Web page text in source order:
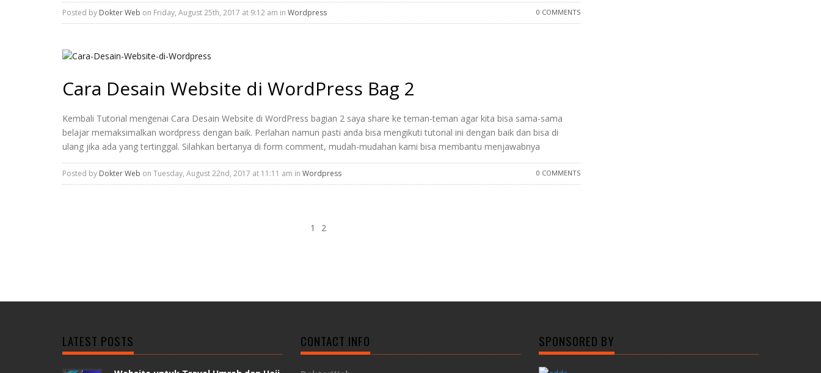
0 COMMENTS
Posted by Dokter Web on Friday, August 25th, 2017 at 9:12 am in Wordpress
Cara Desain Website di WordPress Bag 2
Kembali Tutorial mengenai Cara Desain Website di WordPress bagian 2 saya share ke teman-teman agar kita bisa sama-sama
belajar memaksimalkan wordpress dengan baik. Perlahan namun pasti anda bisa mengikuti tutorial ini dengan baik dan bisa di
ulang jika ada yang tertinggal. Silahkan bertanya di form comment, mudah-mudahan kami bisa membantu menjawabnya
0 COMMENTS
Posted by Dokter Web on Tuesday, August 22nd, 2017 at 11:11 am in Wordpress
1 2
LATEST POSTS CONTACT INFO SPONSORED BY